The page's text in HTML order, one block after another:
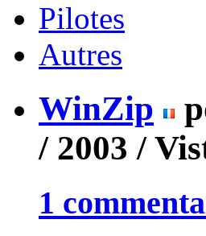
Pilotes
Autres
WinZip
/ 2003 /
1